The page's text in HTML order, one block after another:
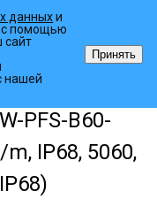
Светодиодные ленты
PFS-B60-
IP68, 5060,
данныхи
с помощью
сайт
нашей
Принять